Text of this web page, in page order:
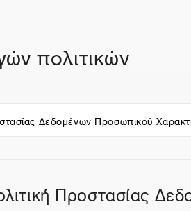
πολιτικών
Δεδομένων Προσωπικού
Προστασίας